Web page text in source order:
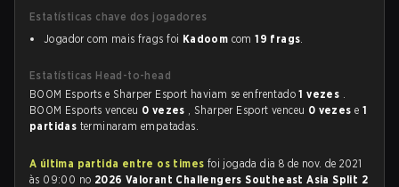
Estatísticas chave dos jogadores
Jogador com mais frags foi Kadoom com19 frags.
Estatísticas Head-to-head
BOOM Esports e Sharper Esport haviam se enfrentado1 vezes .
BOOM Esports venceu 0 vezes , Sharper Esport venceu 0 vezese 1
partidas terminaram empatadas.
A última partida entre os times foi jogada dia 8 de nov. de 2021
às 09:00 no 2026 Valorant Challengers Southeast Asia Split 2